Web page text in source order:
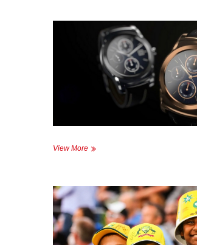
View MoreHI-
ĐỒNG
HỒ
KỸ
THUẬT
CAO